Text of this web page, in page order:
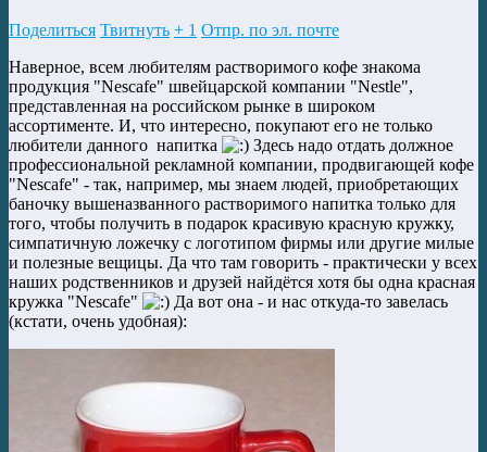
Поделиться Твитнуть + 1 Отпр. по эл. почте
Наверное, всем любителям растворимого кофе знакома
продукция "Nescafe" швейцарской компании "Nestle",
представленная на российском рынке в широком
ассортименте. И, что интересно, покупают его не только
любители данного напитка
Здесь надо отдать должное
профессиональной рекламной компании, продвигающей кофе
"Nescafe" - так, например, мы знаем людей, приобретающих
баночку вышеназванного растворимого напитка только для
того, чтобы получить в подарок красивую красную кружку,
симпатичную ложечку с логотипом фирмы или другие милые
и полезные вещицы. Да что там говорить - практически у всех
наших родственников и друзей найдётся хотя бы одна красная
кружка "Nescafe"
Да вот она - и нас откуда-то завелась
(кстати, очень удобная):